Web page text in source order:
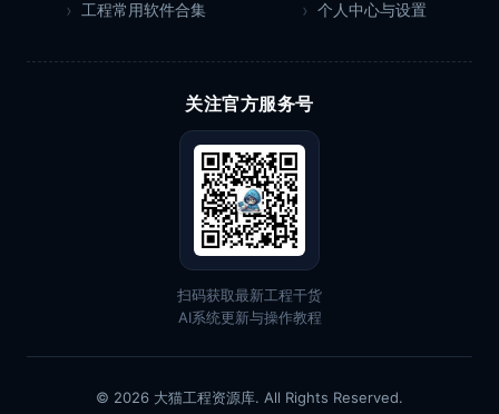
工程常用软件合集
个人中心与设置
关注官方服务号
扫码获取最新工程干货
AI系统更新与操作教程
© 2026 大猫工程资源库. All Rights Reserved.